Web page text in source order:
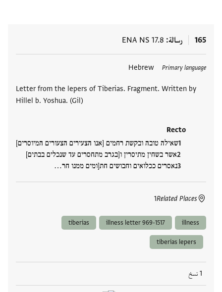
165 رسالة ENA NS 17.8
Primary language
Hebrew
Letter from the lepers of Tiberias. Fragment. Written by
Hillel b. Yoshua. (Gil)
Recto
שאילה טובה ובקשת רחמים [אנו הצעירים הצעורים המיוסרים]
אשר בשחין מתיסרין ו[בגרב מתחסרים עד שנכלים בבתים]
נאסרים ככלואים וחבושים חת[ומים ממנו חר…
Related Places
1
العلامات
illness
illness letter 969-1517
tiberias
tiberias lepers
1 نسخ